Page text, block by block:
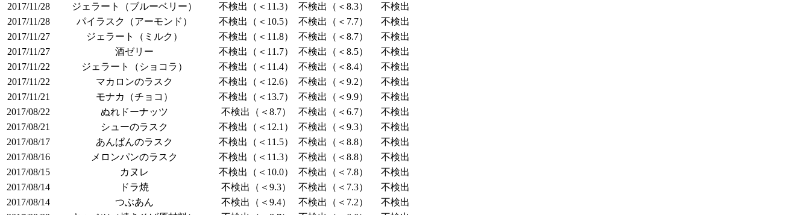
2017/11/28
ジェラート（ブルーベリー） 不検出（＜11.3） 不検出（＜8.3）
不検出
2017/11/28
パイラスク（アーモンド） 不検出（＜10.5） 不検出（＜7.7）
不検出
2017/11/27
ジェラート（ミルク） 不検出（＜11.8） 不検出（＜8.7）
不検出
2017/11/27
酒ゼリー 不検出（＜11.7） 不検出（＜8.5）
不検出
2017/11/22
ジェラート（ショコラ） 不検出（＜11.4） 不検出（＜8.4）
不検出
2017/11/22
マカロンのラスク 不検出（＜12.6） 不検出（＜9.2）
不検出
2017/11/21
モナカ（チョコ） 不検出（＜13.7） 不検出（＜9.9）
不検出
2017/08/22
ぬれドーナッツ 不検出（＜8.7） 不検出（＜6.7）
不検出
2017/08/21
シューのラスク 不検出（＜12.1） 不検出（＜9.3）
不検出
2017/08/17
あんぱんのラスク 不検出（＜11.5） 不検出（＜8.8）
不検出
2017/08/16
メロンパンのラスク 不検出（＜11.3） 不検出（＜8.8）
不検出
2017/08/15
カヌレ 不検出（＜10.0） 不検出（＜7.8）
不検出
2017/08/14
ドラ焼 不検出（＜9.3） 不検出（＜7.3）
不検出
2017/08/14
つぶあん 不検出（＜9.4） 不検出（＜7.2）
不検出